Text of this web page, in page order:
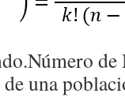
una